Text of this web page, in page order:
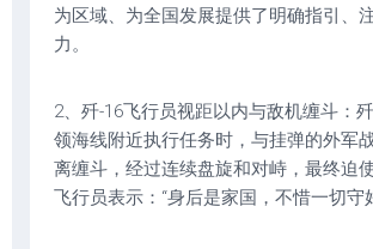
为区域、为全国发展提供了明确指引、
力。
2、歼-16飞行员视距以内与敌机缠斗：
领海线附近执行任务时，与挂弹的外军
离缠斗，经过连续盘旋和对峙，最终迫
飞行员表示：“身后是家国，不惜一切守